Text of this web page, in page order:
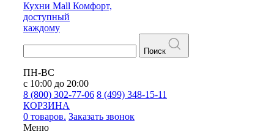
Кухни Mall Комфорт,
доступный
каждому
Поиск
ПН-ВС
с 10:00 до 20:00
8 (800) 302-77-06 8 (499) 348-15-11
КОРЗИНА
0 товаров. Заказать звонок
Меню